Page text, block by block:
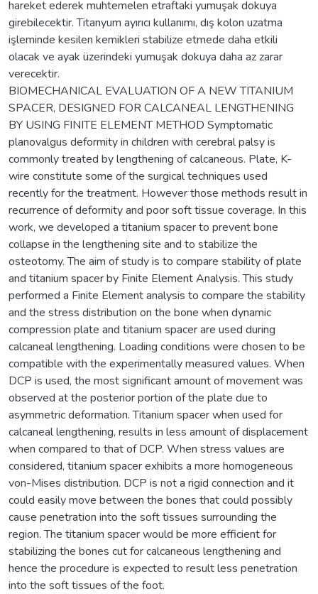
hareket ederek muhtemelen etraftaki yumuşak dokuya
girebilecektir. Titanyum ayırıcı kullanımı, dış kolon uzatma
işleminde kesilen kemikleri stabilize etmede daha etkili
olacak ve ayak üzerindeki yumuşak dokuya daha az zarar
verecektir.
BIOMECHANICAL EVALUATION OF A NEW TITANIUM
SPACER, DESIGNED FOR CALCANEAL LENGTHENING
BY USING FINITE ELEMENT METHOD Symptomatic
planovalgus deformity in children with cerebral palsy is
commonly treated by lengthening of calcaneous. Plate, K-
wire constitute some of the surgical techniques used
recently for the treatment. However those methods result in
recurrence of deformity and poor soft tissue coverage. In this
work, we developed a titanium spacer to prevent bone
collapse in the lengthening site and to stabilize the
osteotomy. The aim of study is to compare stability of plate
and titanium spacer by Finite Element Analysis. This study
performed a Finite Element analysis to compare the stability
and the stress distribution on the bone when dynamic
compression plate and titanium spacer are used during
calcaneal lengthening. Loading conditions were chosen to be
compatible with the experimentally measured values. When
DCP is used, the most significant amount of movement was
observed at the posterior portion of the plate due to
asymmetric deformation. Titanium spacer when used for
calcaneal lengthening, results in less amount of displacement
when compared to that of DCP. When stress values are
considered, titanium spacer exhibits a more homogeneous
von-Mises distribution. DCP is not a rigid connection and it
could easily move between the bones that could possibly
cause penetration into the soft tissues surrounding the
region. The titanium spacer would be more efficient for
stabilizing the bones cut for calcaneous lengthening and
hence the procedure is expected to result less penetration
into the soft tissues of the foot.